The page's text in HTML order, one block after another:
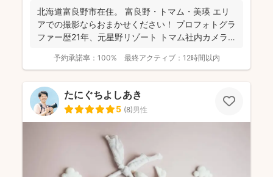
北海道富良野市在住。 富良野・トマム・美瑛 エリ
アでの撮影ならおまかせください！ プロフォトグラ
ファー歴21年、元星野リゾート トマム社内カメラ
予約承諾率： 100% 最終アクティブ： 12時間以内
たにぐちよしあき
5 (8)男性